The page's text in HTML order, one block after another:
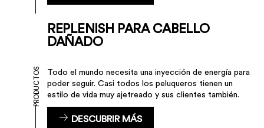
REPLENISH PARA CABELLO
DAÑADO
Todo el mundo necesita una inyección de energía para
poder seguir. Casi todos los peluqueros tienen un
estilo de vida muy ajetreado y sus clientes también.
DESCUBRIR MÁS
PRODUCTOS